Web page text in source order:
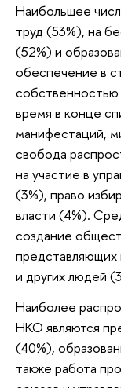
Наибольшее
труд (53%), на
(52%) и
обеспечение в
время в конце
манифестаций,
свобода
на участие в
(3%), право
власти (4%).
создание
представляющих
и других людей
Наиболее
НКО являются
(40%),
также работа